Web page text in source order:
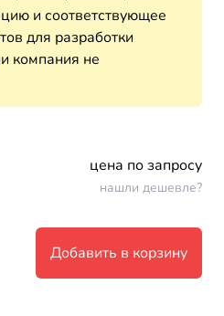
и соответствующее
для разработки
компания не
цена по запросу
нашли дешевле?
Добавить в корзину